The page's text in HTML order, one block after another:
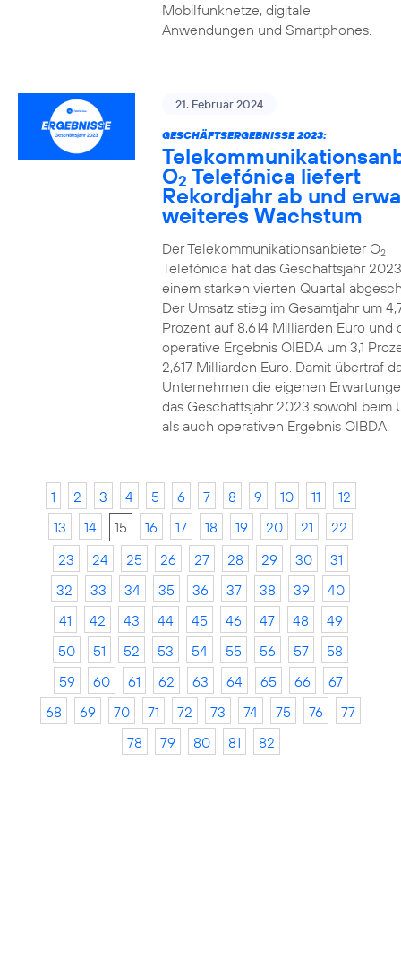
Mobilfunknetze, digitale
Anwendungen und Smartphones.
21. Februar 2024
GESCHÄFTSERGEBNISSE 2023:
O2 Telefónica liefert
Rekordjahr ab und
weiteres Wachstum
Der Telekommunikationsanbieter O2
Telefónica hat das Geschäftsjahr
einem starken vierten Quartal
Der Umsatz stieg im Gesamtjahr um
Prozent auf 8,614 Milliarden Euro und
operative Ergebnis OIBDA um 3,1
2,617 Milliarden Euro. Damit übertraf
Unternehmen die eigenen
das Geschäftsjahr 2023 sowohl beim
als auch operativen Ergebnis OIBDA.
1 2 3 4 5 6 7 8 9 10 11
12
13
14 15 16 17 18 19 20 21
22
23
24 25 26 27 28 29 30
31
32
33 34 35 36 37 38 39
40
41
42 43 44 45 46 47 48
49
50
51 52 53 54 55 56 57
58
59
60 61 62 63 64 65 66
67
68
69 70 71 72 73 74 75 76
77
78
79 80 81 82